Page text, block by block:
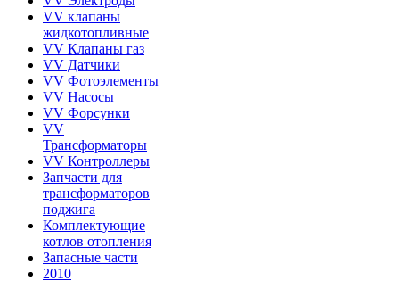
VV клапаны
жидкотопливные
VV Клапаны газ
VV Датчики
VV Фотоэлементы
VV Насосы
VV Форсунки
VV
Трансформаторы
VV Контроллеры
Запчасти для
трансформаторов
поджига
Комплектующие
котлов отопления
Запасные части
2010